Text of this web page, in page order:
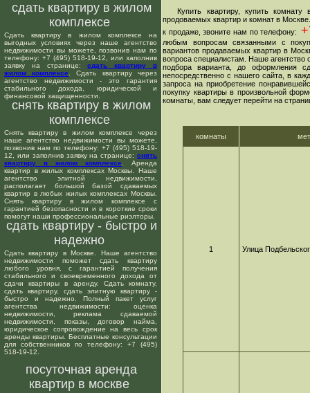
сдать квартиру в жилом
комплексе
Сдать квартиру в жилом комплексе на
выгодных условиях через наше агентство
недвижимости вы можете, позвонив нам по
телефону: +7 (495) 518-19-12, или заполнив
заявку на странице:сдать квартиру в
жилом комплексе . Сдать квартиру через
агентство недвижимости - это гарантия
стабильного дохода, юридической и
финансовой защищенности.
снять квартиру в жилом
комплексе
Снять квартиру в жилом комплексе через
наше агентство недвижимости вы можете,
позвонив нам по телефону: +7 (495) 518-19-
12, или заполнив заявку на странице: снять
квартиру в жилом комплексе . Аренда
квартир в жилых комплексах Москвы. Наше
агентство элитной недвижимости,
располагает большой базой сдаваемых
квартир в любых жилых комплексах Москвы.
Снять квартиру в жилом комплексе с
гарантией безопасности и в короткие сроки
помогут наши профессиональные риэлторы.
сдать квартиру - быстро и
надежно
Сдать квартиру в Москве. Наше агентство
недвижимости поможет сдать квартиру
любого уровня, с гарантией получения
стабильного и своевременного дохода от
сдачи квартиры в аренду. Сдать комнату,
сдать квартиру, сдать элитную квартиру -
быстро и надежно. Полный пакет услуг
агентства недвижимости: оценка
недвижимости, реклама сдаваемой
недвижимости, показы, договор найма,
юридическое сопровождение на весь срок
аренды квартиры. Бесплатные консультации
для собственников по телефону: +7 (495)
518-19-12.
посуточная аренда
квартир в москве
Купить квартиру, купить комнату
продоваемых квартир и комнат в
к продаже, звоните нам по телефону:
любым вопросам связанными с
вариантов продаваемых квартир в
вопроса специалистам. Наше агентство
подбора варианта, до оформления
непосредственно с нашего сайта, в
запроса на приобретение
покупку квартиры в произвольной
комнаты, вам следует перейти на
комнаты
1 Улица